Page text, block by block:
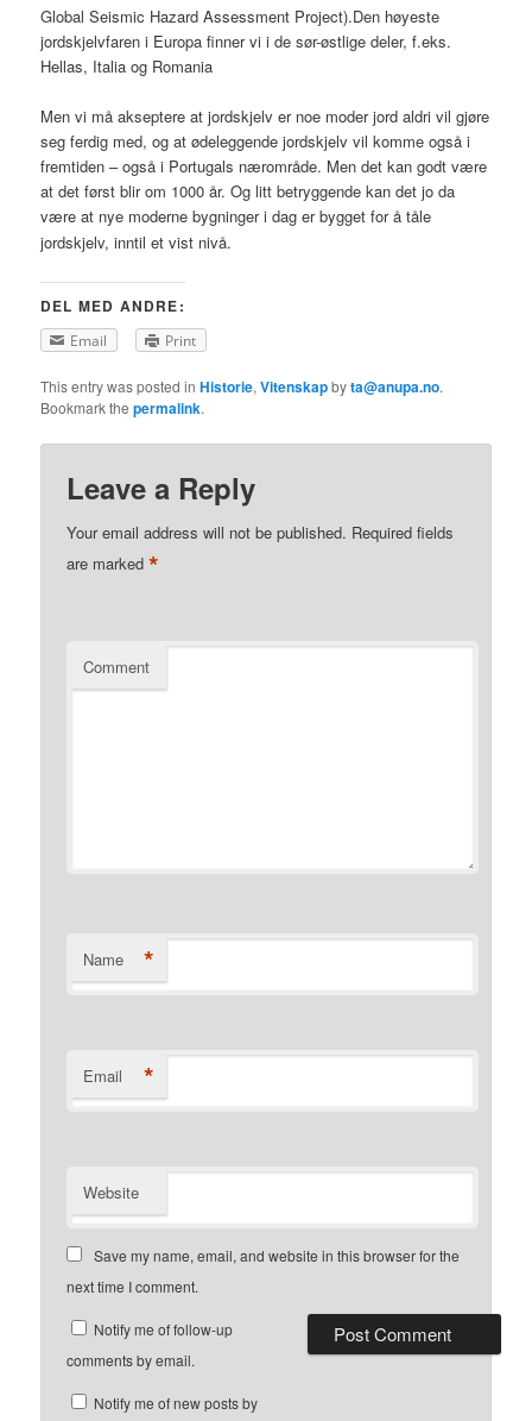
Global Seismic Hazard Assessment Project).Den høyeste
jordskjelvfaren i Europa finner vi i de sør-østlige deler, f.eks.
Hellas, Italia og Romania
Men vi må akseptere at jordskjelv er noe moder jord aldri vil gjøre
seg ferdig med, og at ødeleggende jordskjelv vil komme også i
fremtiden – også i Portugals nærområde. Men det kan godt være
at det først blir om 1000 år. Og litt betryggende kan det jo da
være at nye moderne bygninger i dag er bygget for å tåle
jordskjelv, inntil et vist nivå.
DEL MED ANDRE:
Email Print
This entry was posted inHistorie,Vitenskapbyta@anupa.no.
Bookmark thepermalink.
Leave a Reply
Your email address will not be published. Required fields
are marked*
Comment
Name *
Email *
Website
Save my name, email, and website in this browser for the
next time I comment.
Notify me of follow-up
comments by email.
Notify me of new posts by